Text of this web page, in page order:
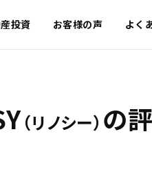
投資 お客様の声 よく
（リノシー） の